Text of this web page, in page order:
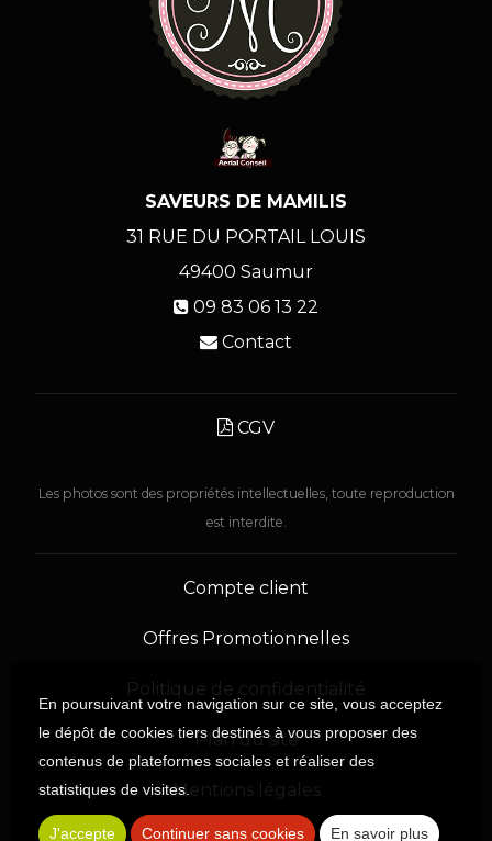
SAVEURS DE MAMILIS
31 RUE DU PORTAIL LOUIS
49400 Saumur
09 83 06 13 22
Contact
CGV
Les photos sont des propriétés intellectuelles, toute reproduction
est interdite.
Compte client
Offres Promotionnelles
Politique de confidentialité
Plan du site
Mentions légales
En poursuivant votre navigation sur ce site, vous acceptez
le dépôt de cookies tiers destinés à vous proposer des
contenus de plateformes sociales et réaliser des
statistiques de visites.
J'accepte Continuer sans cookies En savoir plus